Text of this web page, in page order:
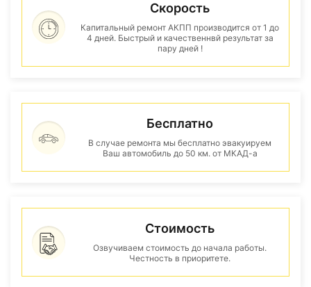
Скорость
Капитальный ремонт АКПП производится от 1 до
4 дней. Быстрый и качественнвй результат за
пару дней !
Бесплатно
В случае ремонта мы бесплатно эвакуируем
Ваш автомобиль до 50 км. от МКАД-а
Стоимость
Озвучиваем стоимость до начала работы.
Честность в приоритете.